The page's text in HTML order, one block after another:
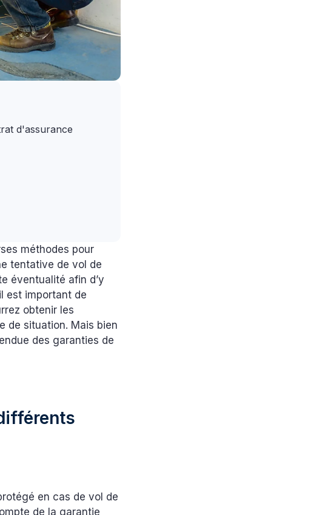
d'assurance
méthodes pour
tentative de vol de
éventualité afin d’y
est important de
obtenir les
de situation. Mais bien
des garanties de
en cas de vol de
de la garantie